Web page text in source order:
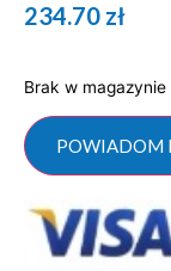
234.70 zł
Brak w magazynie
POWIADOM